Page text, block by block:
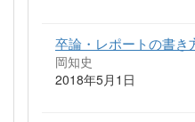
卒論・レポートの書き
岡知史
2018年5月1日